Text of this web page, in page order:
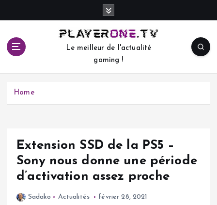
c
Le meilleur de l'actualité
gaming !
Home
Extension SSD de la PS5 –
Sony nous donne une période
d’activation assez proche
Sadako Actualités février 28, 2021